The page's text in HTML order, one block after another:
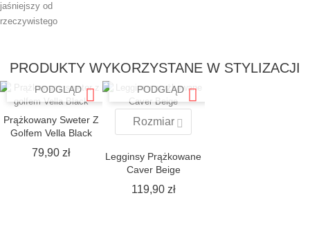
jaśniejszy od
rzeczywistego
PRODUKTY WYKORZYSTANE W STYLIZACJI
SZYBKI
PODGLĄD
Prążkowany Sweter Z
Golfem Vella Black
79,90 złCena
SZYBKI
PODGLĄD
Rozmiar
Legginsy Prążkowane
Caver Beige
119,90 złCena